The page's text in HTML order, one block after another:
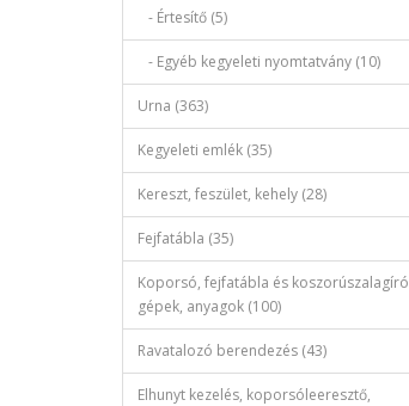
- Értesítő (5)
- Egyéb kegyeleti nyomtatvány (10)
Urna (363)
Kegyeleti emlék (35)
Kereszt, feszület, kehely (28)
Fejfatábla (35)
Koporsó, fejfatábla és koszorúszalagíró
gépek, anyagok (100)
Ravatalozó berendezés (43)
Elhunyt kezelés, koporsóleeresztő,